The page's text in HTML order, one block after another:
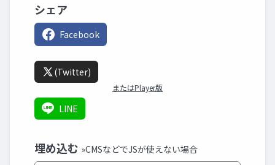
シェア
Facebook
(Twitter)
またはPlayer版
LINE
埋め込む »CMSなどでJSが使えない場合